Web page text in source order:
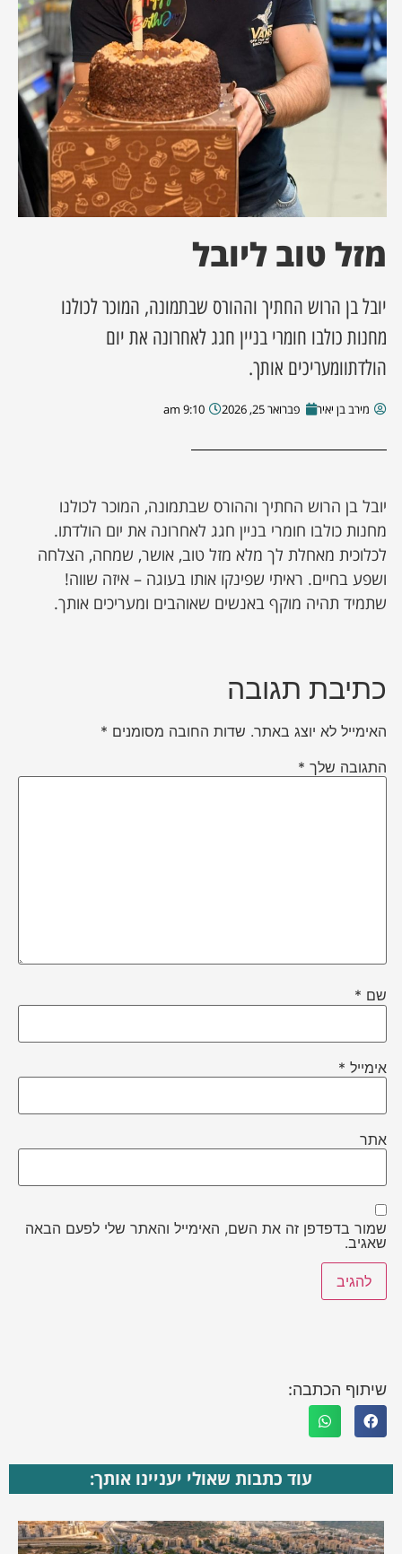
מסע מלחמה
השבוע
מזל טוב ליובל
יובל בן הרוש החתיך וההורס שבתמונה, המוכר לכולנו
מחנות כולבו חומרי בניין חגג לאחרונה את יום
הולדתוומעריכים אותך.
מירב בן יאיר פברואר 25, 2026 9:10 am
יובל בן הרוש החתיך וההורס שבתמונה, המוכר לכולנו
מחנות כולבו חומרי בניין חגג לאחרונה את יום הולדתו.
לכלוכית מאחלת לך מלא מזל טוב, אושר, שמחה, הצלחה
ושפע בחיים. ראיתי שפינקו אותו בעוגה – איזה שווה!
שתמיד תהיה מוקף באנשים שאוהבים ומעריכים אותך.
כתיבת תגובה
האימייל לא יוצג באתר. שדות החובה מסומנים *
התגובה שלך *
שם *
אימייל *
אתר
שמור בדפדפן זה את השם, האימייל והאתר שלי לפעם הבאה
שאגיב.
שיתוף הכתבה:
עוד כתבות שאולי יעניינו אותך: